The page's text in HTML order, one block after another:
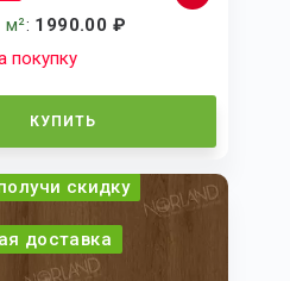
м²: 1990.00 ₽
покупку
КУПИТЬ
скидку
доставка